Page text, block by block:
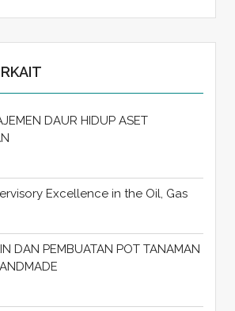
DAUR HIDUP ASET
Excellence in the Oil, Gas
DAN PEMBUATAN POT TANAMAN